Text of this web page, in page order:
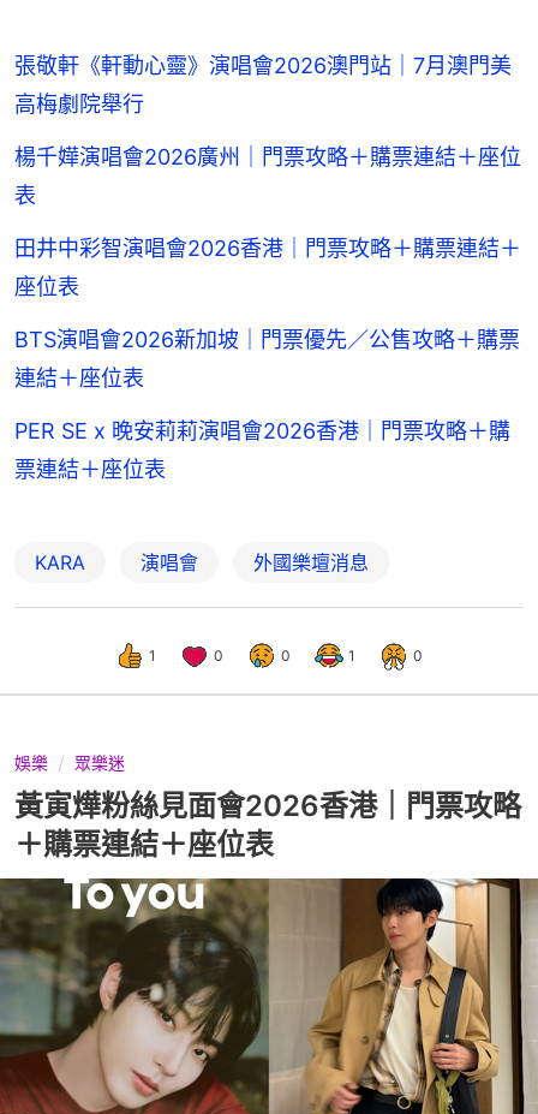
張敬軒《軒動心靈》演唱會2026澳門站｜7月澳門美
高梅劇院舉行
楊千嬅演唱會2026廣州｜門票攻略＋購票連結＋座位
表
田井中彩智演唱會2026香港｜門票攻略＋購票連結＋
座位表
BTS演唱會2026新加坡｜門票優先／公售攻略＋購票
連結＋座位表
PER SE x 晚安莉莉演唱會2026香港｜門票攻略＋購
票連結＋座位表
KARA 演唱會 外國樂壇消息
1 0 0 1 0
娛樂 眾樂迷
黃寅燁粉絲見面會2026香港｜門票攻略
＋購票連結＋座位表